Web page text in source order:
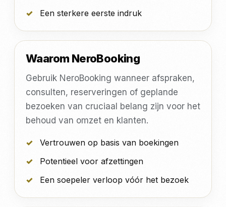
Een sterkere eerste indruk
Waarom NeroBooking
Gebruik NeroBooking wanneer afspraken,
consulten, reserveringen of geplande
bezoeken van cruciaal belang zijn voor het
behoud van omzet en klanten.
Vertrouwen op basis van boekingen
Potentieel voor afzettingen
Een soepeler verloop vóór het bezoek